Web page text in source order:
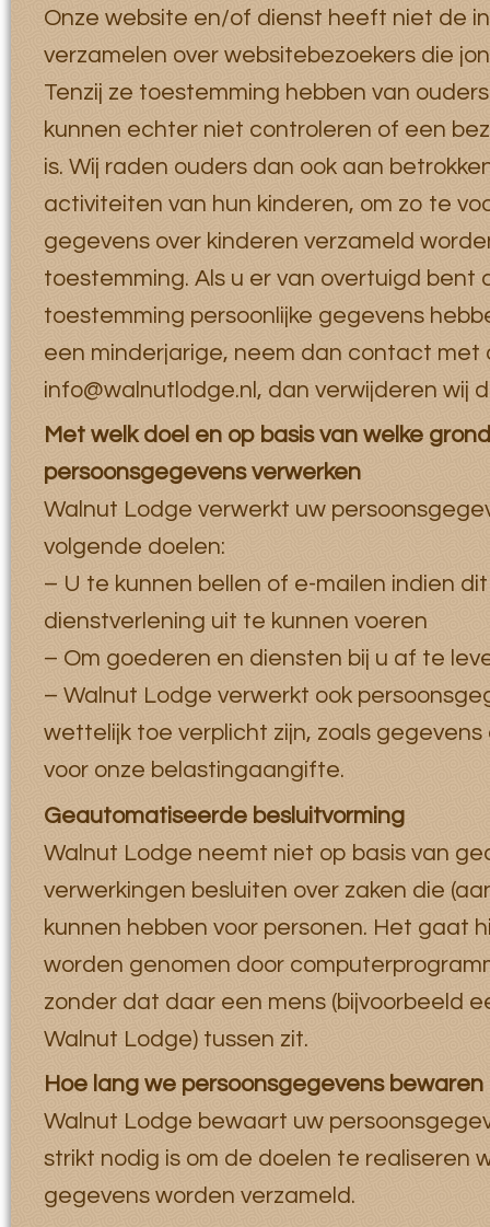
Onze website en/of dienst heeft niet de
verzamelen over websitebezoekers die
Tenzij ze toestemming hebben van
kunnen echter niet controleren of een
is. Wij raden ouders dan ook aan
activiteiten van hun kinderen, om zo te
gegevens over kinderen verzameld
toestemming. Als u er van overtuigd bent
toestemming persoonlijke gegevens
een minderjarige, neem dan contact met
info@walnutlodge.nl, dan verwijderen wij
Met welk doel en op basis van welke
persoonsgegevens verwerken
Walnut Lodge verwerkt uw
volgende doelen:
– U te kunnen bellen of e-mailen indien
dienstverlening uit te kunnen voeren
– Om goederen en diensten bij u af te
– Walnut Lodge verwerkt ook
wettelijk toe verplicht zijn, zoals
voor onze belastingaangifte.
Geautomatiseerde besluitvorming
Walnut Lodge neemt niet op basis van
verwerkingen besluiten over zaken die
kunnen hebben voor personen. Het gaat
worden genomen door
zonder dat daar een mens (bijvoorbeeld
Walnut Lodge) tussen zit.
Hoe lang we persoonsgegevens bewaren
Walnut Lodge bewaart uw
strikt nodig is om de doelen te realiseren
gegevens worden verzameld.